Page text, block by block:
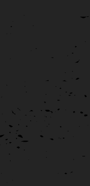
proposant aux
touristique